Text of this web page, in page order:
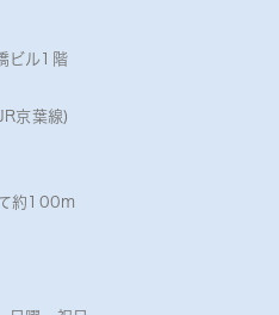
ビル1階
京葉線)
約100m